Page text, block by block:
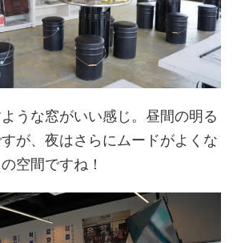
うな窓がいい感じ。昼間の明る
が、夜はさらにムードがよくな
空間ですね！